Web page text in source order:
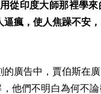
從印度大師那裡學
瘋，使人焦躁不安
廣告中，賈伯斯在
他們不明白為何不